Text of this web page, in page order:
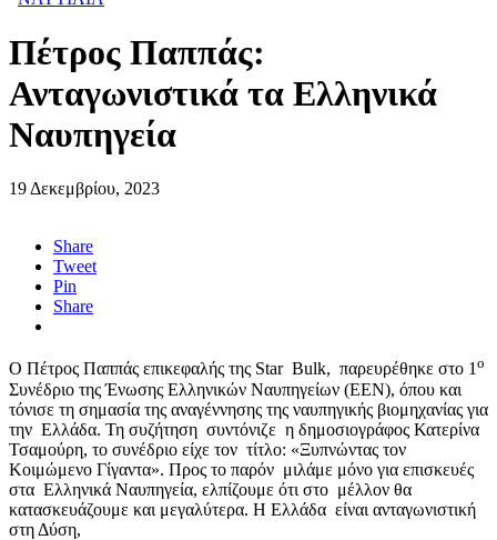
Πέτρος Παππάς:
Ανταγωνιστικά τα Ελληνικά
Ναυπηγεία
19 Δεκεμβρίου, 2023
Share
Tweet
Pin
Share
Ο Πέτρος Παππάς επικεφαλής της Star Bulk, παρευρέθηκε στο 1ο
Συνέδριο της Ένωσης Ελληνικών Ναυπηγείων (ΕΕΝ), όπου και
τόνισε τη σημασία της αναγέννησης της ναυπηγικής βιομηχανίας για
την Ελλάδα. Τη συζήτηση συντόνιζε η δημοσιογράφος Κατερίνα
Τσαμούρη, το συνέδριο είχε τον τίτλο: «Ξυπνώντας τον
Κοιμώμενο Γίγαντα». Προς το παρόν μιλάμε μόνο για επισκευές
στα Ελληνικά Ναυπηγεία, ελπίζουμε ότι στο μέλλον θα
κατασκευάζουμε και μεγαλύτερα. Η Ελλάδα είναι ανταγωνιστική
στη Δύση,